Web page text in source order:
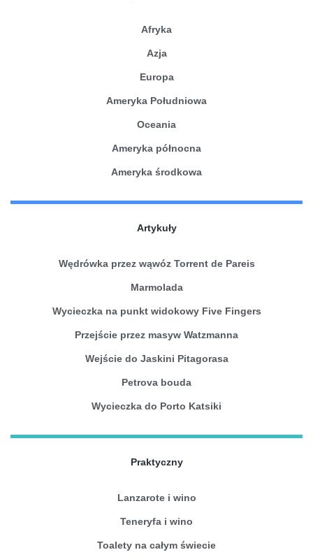
Afryka
Azja
Europa
Ameryka Południowa
Oceania
Ameryka północna
Ameryka środkowa
Artykuły
Wędrówka przez wąwóz Torrent de Pareis
Marmolada
Wycieczka na punkt widokowy Five Fingers
Przejście przez masyw Watzmanna
Wejście do Jaskini Pitagorasa
Petrova bouda
Wycieczka do Porto Katsiki
Praktyczny
Lanzarote i wino
Teneryfa i wino
Toalety na całym świecie